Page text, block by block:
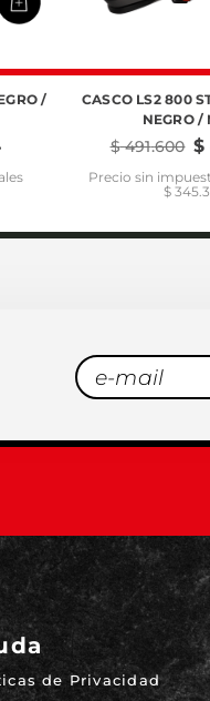
/
CASCO LS2 800
NEGRO /
$ 491.600 $
Precio sin
$
de Privacidad